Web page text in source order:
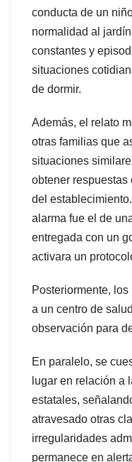
conducta de un
normalidad al
constantes y
situaciones
de dormir.
Además, el relato
otras familias que
situaciones
obtener respuestas
del
alarma fue el de
entregada con un
activara un
Posteriormente,
a un centro de
observación para
En paralelo, se
lugar en relación a
estatales,
atravesado otras
irregularidades
permanece en